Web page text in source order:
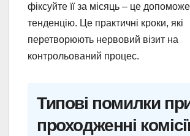
фіксуйте її за місяць – це
тенденцію. Це практичні кроки, які
перетворюють нервовий візит на
контрольований процес.
Типові помилки
проходженні